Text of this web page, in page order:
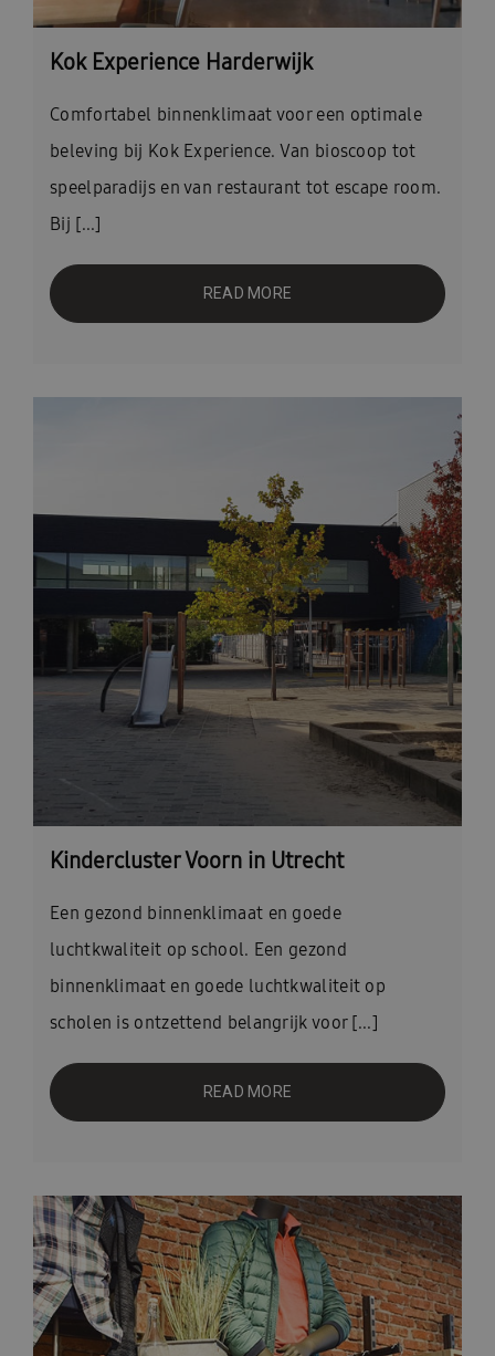
Kok Experience Harderwijk
Comfortabel binnenklimaat voor een optimale
beleving bij Kok Experience. Van bioscoop tot
speelparadijs en van restaurant tot escape room.
Bij [...]
READ MORE
Kindercluster Voorn in Utrecht
Een gezond binnenklimaat en goede
luchtkwaliteit op school. Een gezond
binnenklimaat en goede luchtkwaliteit op
scholen is ontzettend belangrijk voor [...]
READ MORE